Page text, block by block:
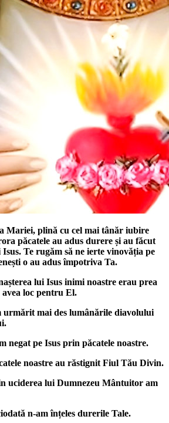
Mariei, plină cu cel mai tânăr iubire
păcatele au adus durere și au făcut
Te rugăm să ne ierte vinovăția pe
o au adus împotriva Ta.
lui Isus inimi noastre erau prea
loc pentru El.
urmărit mai des lumânările diavolului
negat pe Isus prin păcatele noastre.
noastre au răstignit Fiul Tău Divin.
uciderea lui Dumnezeu Mântuitor am
n-am înțeles durerile Tale.